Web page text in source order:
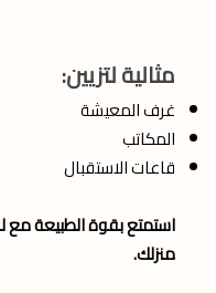
مثالية لتزيين:
غرف المعيشة
المكاتب
قاعات الاستقبال
استمتع بقوة الطبيعة
منزلك.